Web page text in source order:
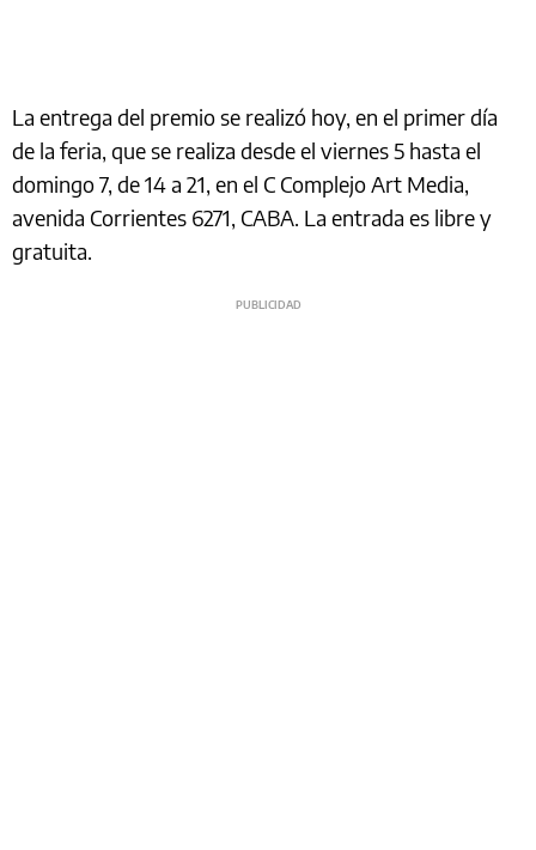
La entrega del premio se realizó hoy, en el primer día
de la feria, que se realiza desde el viernes 5 hasta el
domingo 7, de 14 a 21, en el C Complejo Art Media,
avenida Corrientes 6271, CABA. La entrada es libre y
gratuita.